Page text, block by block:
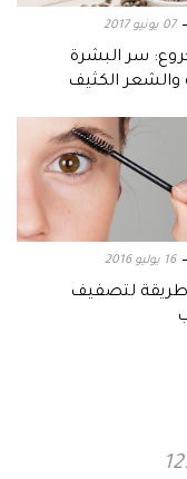
أكثر نرجسية
07 يونيو 2017
سر البشرة
والشعر الكثيف
16 يوليو 2016
لتصفيف